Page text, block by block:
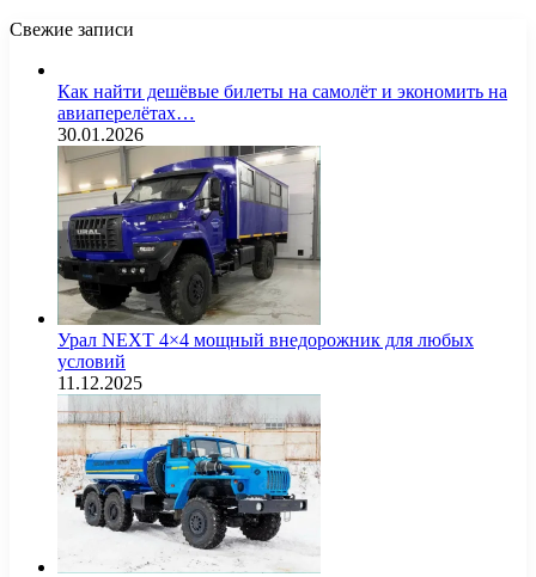
Свежие записи
Как найти дешёвые билеты на самолёт и экономить на
авиаперелётах…
30.01.2026
Урал NEXT 4×4 мощный внедорожник для любых
условий
11.12.2025